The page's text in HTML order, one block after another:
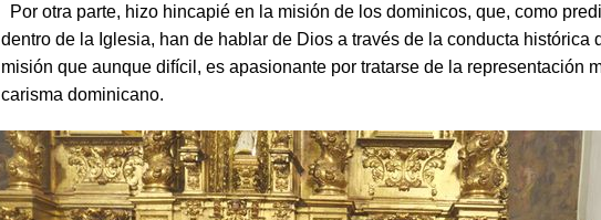
Por otra parte, hizo hincapié en la misión de los dominicos, que, como
dentro de la Iglesia, han de hablar de Dios a través de la conducta histórica
misión que aunque difícil, es apasionante por tratarse de la representación
carisma dominicano.